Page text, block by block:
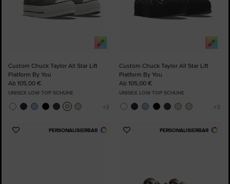
Custom Chuck Taylor All Star Lift
Platform By You
Ab 105,00 €
UNISEX LOW TOP SCHUHE
Custom Chuck Taylor All Star Lift
Platform By You
Ab 105,00 €
UNISEX LOW TOP SCHUHE
PERSONALISIERBAR
Zu
PERSONALISIERBAR
Zu